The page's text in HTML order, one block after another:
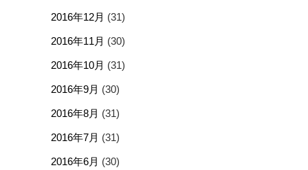
2016年12月 (31)
2016年11月 (30)
2016年10月 (31)
2016年9月 (30)
2016年8月 (31)
2016年7月 (31)
2016年6月 (30)